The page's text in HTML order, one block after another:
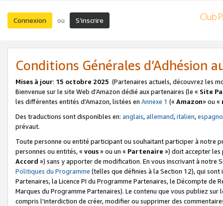
Connexion ou S’inscrire
Conditions Générales d’Adhésion
Mises à jour: 15 octobre 2025 (Partenaires actuels, découvrez les
Bienvenue sur le site Web d’Amazon dédié aux partenaires (le « Site
les différentes entités d’Amazon, listées en Annexe 1 (« Amazon» ou «
Des traductions sont disponibles en: anglais,allemand,italien,
prévaut.
Toute personne ou entité participant ou souhaitant participer à notre
personnes ou entités, « vous» ou un « Partenaire ») doit accepter les
Accord ») sans y apporter de modification. En vous inscrivant à notre
Politiques du Programme (telles que définies à la Section 12), qui
Partenaires, la Licence PI du Programme Partenaires, le Décompte de
Marques du Programme Partenaires). Le contenu que vous publiez
compris l'interdiction de créer, modifier ou supprimer des